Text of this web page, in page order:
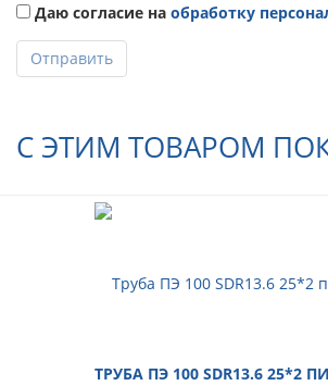
Даю согласие на обработку
Отправить
С ЭТИМ ТОВАРОМ
ТРУБА ПЭ 100 SDR13.6 25*2